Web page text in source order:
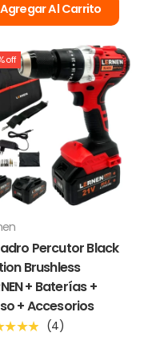
Agregar Al Carrito
off
Percutor Black
Brushless
+ Baterías +
+ Accesorios
(4)